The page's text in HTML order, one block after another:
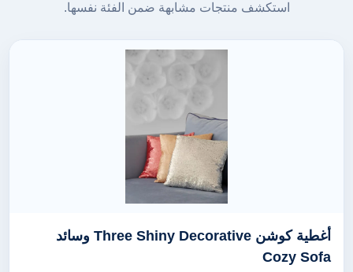
استكشف منتجات مشابهة ضمن الفئة نفسها.
أغطية كوشن Three Shiny Decorative وسائد
Cozy Sofa